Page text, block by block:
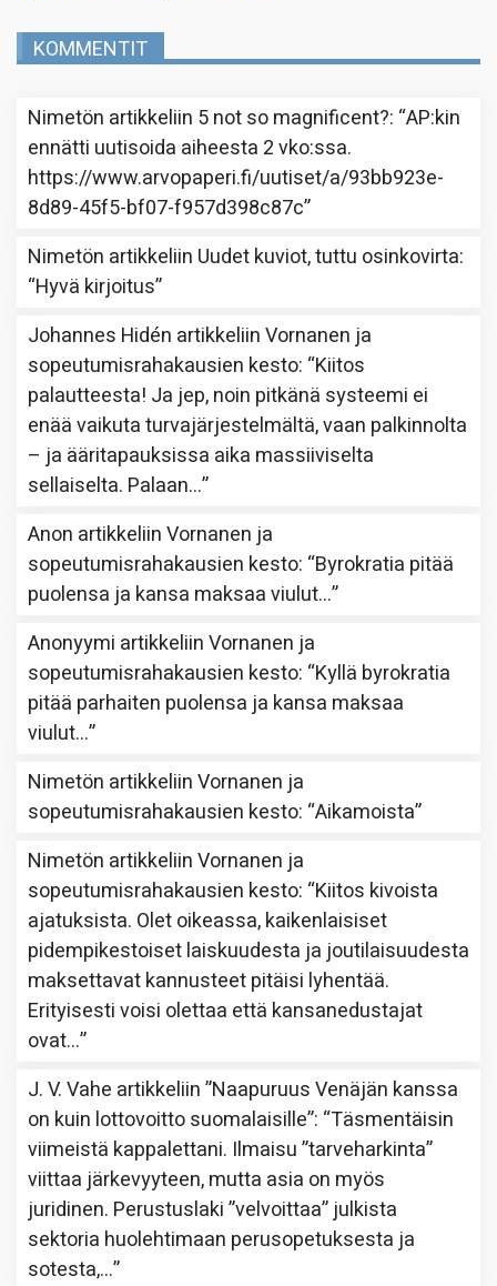
KOMMENTIT
Nimetön artikkeliin 5 not so magnificent?: “AP:kin
ennätti uutisoida aiheesta 2 vko:ssa.
https://www.arvopaperi.fi/uutiset/a/93bb923e-
8d89-45f5-bf07-f957d398c87c”
Nimetön artikkeliin Uudet kuviot, tuttu osinkovirta:
“Hyvä kirjoitus”
Johannes Hidén artikkeliinVornanen ja
sopeutumisrahakausien kesto: “Kiitos
palautteesta! Ja jep, noin pitkänä systeemi ei
enää vaikuta turvajärjestelmältä, vaan palkinnolta
– ja ääritapauksissa aika massiiviselta
sellaiselta. Palaan…”
Anon artikkeliinVornanen ja
sopeutumisrahakausien kesto: “Byrokratia pitää
puolensa ja kansa maksaa viulut…”
Anonyymi artikkeliinVornanen ja
sopeutumisrahakausien kesto: “Kyllä byrokratia
pitää parhaiten puolensa ja kansa maksaa
viulut…”
Nimetön artikkeliinVornanen ja
sopeutumisrahakausien kesto: “Aikamoista”
Nimetön artikkeliinVornanen ja
sopeutumisrahakausien kesto: “Kiitos kivoista
ajatuksista. Olet oikeassa, kaikenlaisiset
pidempikestoiset laiskuudesta ja joutilaisuudesta
maksettavat kannusteet pitäisi lyhentää.
Erityisesti voisi olettaa että kansanedustajat
ovat…”
J. V. Vahe artikkeliin”Naapuruus Venäjän kanssa
on kuin lottovoitto suomalaisille”: “Täsmentäisin
viimeistä kappalettani. Ilmaisu ”tarveharkinta”
viittaa järkevyyteen, mutta asia on myös
juridinen. Perustuslaki ”velvoittaa” julkista
sektoria huolehtimaan perusopetuksesta ja
sotesta,…”